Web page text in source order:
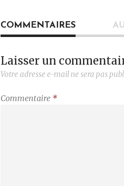
COMMENTAIRES
Laisser un
Votre adresse e-mail ne sera pas
Commentaire *